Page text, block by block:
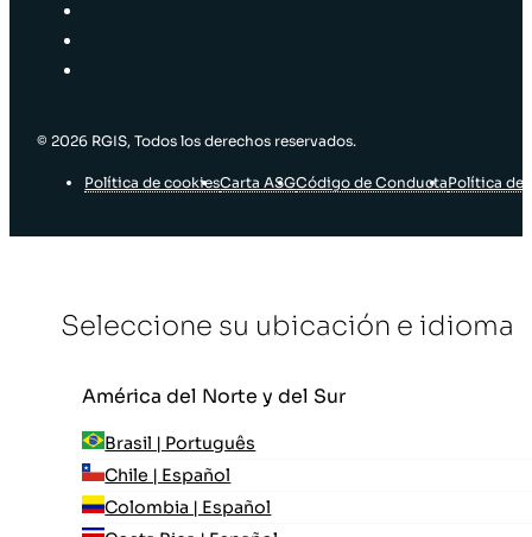
© 2026 RGIS, Todos los derechos reservados.
Política de cookiesCarta ASGCódigo de ConductaPolítica de
Seleccione su ubicación e idioma
América del Norte y del Sur
Brasil | Português
Chile | Español
Colombia | Español